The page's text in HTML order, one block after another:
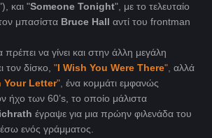
και "Someone Tonight", με το τελευταίο
μπασίστα Bruce Hall αντί του frontman
πρέπει να γίνει και στην άλλη μεγάλη
τον δίσκο, "I Wish You Were There", αλλά
Your Letter", ένα κομμάτι εμφανώς
ήχο των 60’s, το οποίο μάλιστα
έγραψε για μια πρώην φιλενάδα του
ενός γράμματος.